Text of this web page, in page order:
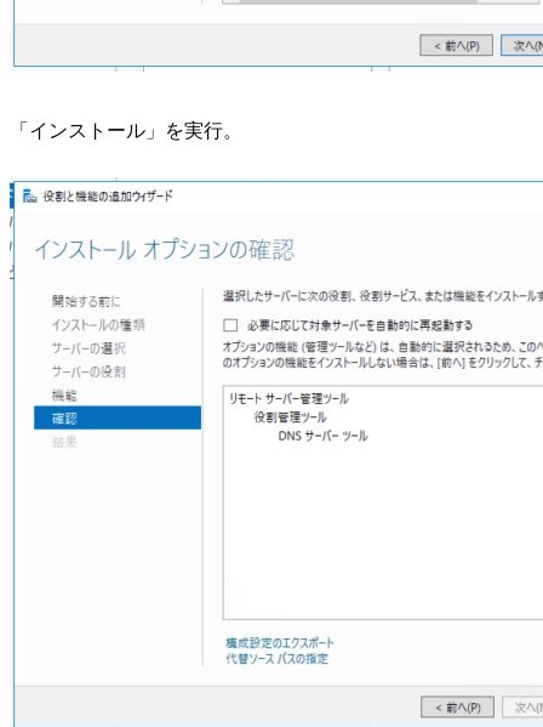
「インストール」を実行。